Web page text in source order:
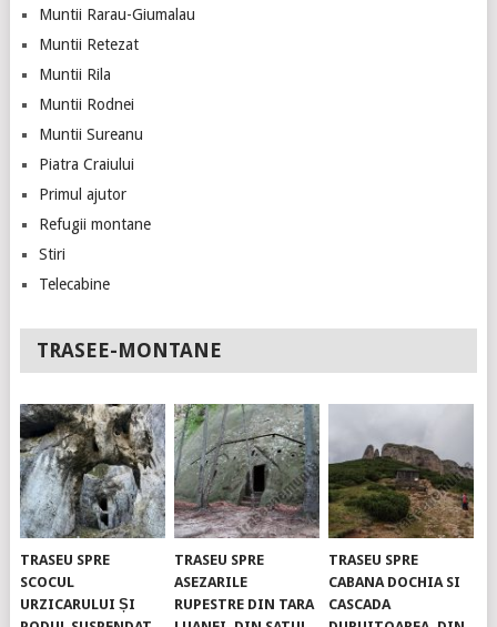
Muntii Rarau-Giumalau
Muntii Retezat
Muntii Rila
Muntii Rodnei
Muntii Sureanu
Piatra Craiului
Primul ajutor
Refugii montane
Stiri
Telecabine
TRASEE-MONTANE
TRASEU SPRE
SCOCUL
URZICARULUI ȘI
TRASEU SPRE
ASEZARILE
RUPESTRE DIN TARA
TRASEU SPRE
CABANA DOCHIA SI
CASCADA